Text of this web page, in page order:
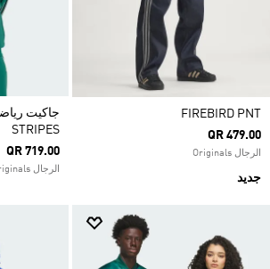
FIREBIRD PNT
QR 479.00
الرجال Originals
جديد
STRIPES
QR 719.00
الرجال Originals